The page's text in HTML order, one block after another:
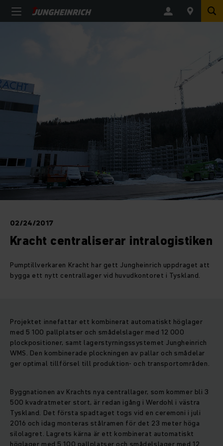
02/24/2017
Kracht centraliserar intralogistiken
Pumptillverkaren Kracht har gett Jungheinrich uppdraget att
bygga ett nytt centrallager vid huvudkontoret i Tyskland.
Projektet innefattar ett kombinerat automatiskt höglager
med 5 100 pallplatser och smådelslager med 12 000
plockpositioner, samt lagerstyrningssystemet Jungheinrich
WMS. Den kombinerade plockningen av pallar och smådelar
ger optimal tillförsel till produktion- och transportområden.
Byggnationen av Krachts nya centrallager, som kommer bli 3
500 kvadratmeter stort, är redan igång i Werdohl i västra
Tyskland. Det första spadtaget togs vid en ceremoni i juli
2016 och idag monteras stålramen för det 23 meter höga
silolagret. Lagrets kärna är ett kombinerat automatiskt